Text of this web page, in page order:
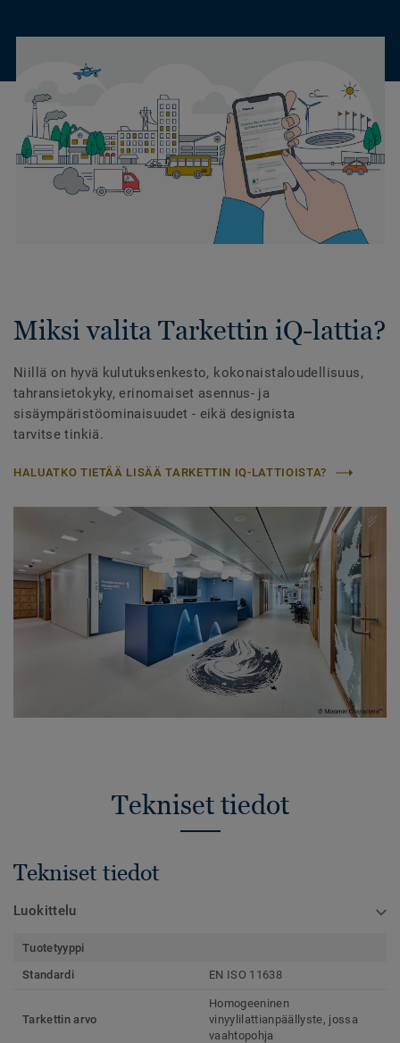
Miksi valita Tarkettin iQ-lattia?
Niillä on hyvä kulutuksenkesto, kokonaistaloudellisuus,
tahransietokyky, erinomaiset asennus- ja
sisäympäristöominaisuudet - eikä designista
tarvitse tinkiä.
HALUATKO TIETÄÄ LISÄÄ TARKETTIN IQ-LATTIOISTA?
Tekniset tiedot
Tekniset tiedot
Luokittelu
Tuotetyyppi
Standardi
EN ISO 11638
Tarkettin arvo
Homogeeninen
vinyylilattianpäällyste, jossa
vaahtopohja